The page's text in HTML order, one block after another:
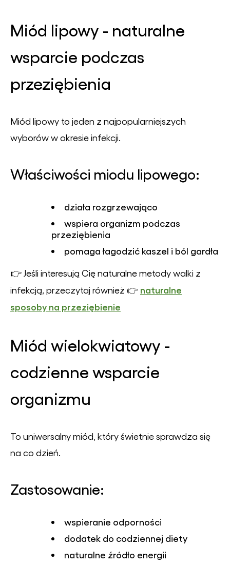
Miód lipowy - naturalne
wsparcie podczas
przeziębienia
Miód lipowy to jeden z najpopularniejszych
wyborów w okresie infekcji.
Właściwości miodu lipowego:
działa rozgrzewająco
wspiera organizm podczas
przeziębienia
pomaga łagodzić kaszel i ból gardła
👉 Jeśli interesują Cię naturalne metody walki z
infekcją, przeczytaj również 👉 naturalne
sposoby na przeziębienie
Miód wielokwiatowy -
codzienne wsparcie
organizmu
To uniwersalny miód, który świetnie sprawdza się
na co dzień.
Zastosowanie:
wspieranie odporności
dodatek do codziennej diety
naturalne źródło energii